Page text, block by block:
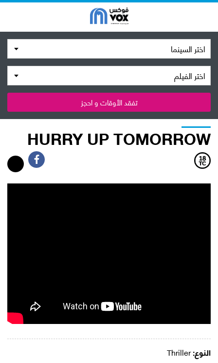
اختر السينما
اختر الفيلم
تفقد الأوقات و احجز
HURRY UP TOMORROW
النوع:Thriller